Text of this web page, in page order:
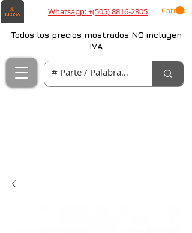
Whatsapp: +(505) 8816-2805 Carrito
Todos los precios mostrados NO incluyen
IVA